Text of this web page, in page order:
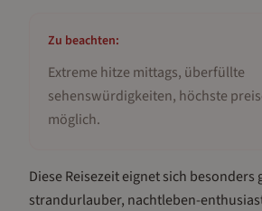
Zu beachten:
Extreme hitze mittags, überfüllte
sehenswürdigkeiten, höchste
möglich.
Diese Reisezeit eignet sich besonders
strandurlauber, nachtleben-